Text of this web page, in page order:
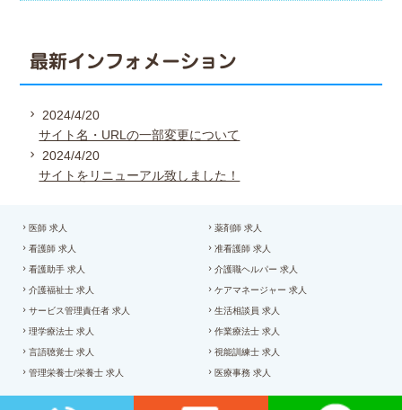
最新インフォメーション
2024/4/20
サイト名・URLの一部変更について
2024/4/20
サイトをリニューアル致しました！
医師 求人 薬剤師 求人
看護師 求人 准看護師 求人
看護助手 求人 介護職ヘルパー 求人
介護福祉士 求人 ケアマネージャー 求人
サービス管理責任者 求人 生活相談員 求人
理学療法士 求人 作業療法士 求人
言語聴覚士 求人 視能訓練士 求人
管理栄養士/栄養士 求人 医療事務 求人